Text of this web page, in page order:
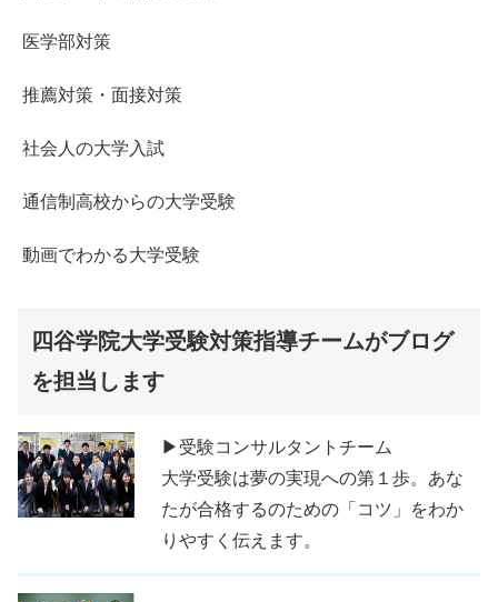
医学部対策
推薦対策・面接対策
社会人の大学入試
通信制高校からの大学受験
動画でわかる大学受験
四谷学院大学受験対策指導チームがブログ
を担当します
▶受験コンサルタントチーム
大学受験は夢の実現への第１歩。あな
たが合格するのための「コツ」をわか
りやすく伝えます。